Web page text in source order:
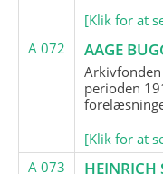
[Klik for at
A 072
AAGE
perioden
[Klik for at
A 073
HEINRICH